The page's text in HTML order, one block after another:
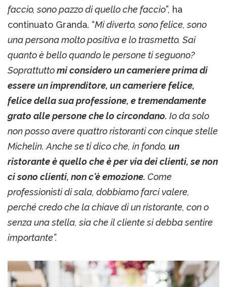
faccio, sono pazzo di quello che faccio”, ha
continuato Granda. “Mi diverto, sono felice, sono
una persona molto positiva e lo trasmetto. Sai
quanto è bello quando le persone ti seguono?
Soprattuttomi considero un cameriere prima di
essere un imprenditore, un cameriere felice,
felice della sua professione, e tremendamente
grato alle persone che lo circondano. Io da solo
non posso avere quattro ristoranti con cinque stelle
Michelin. Anche se ti dico che, in fondo, un
ristorante è quello che è per via dei clienti, se non
ci sono clienti, non c'è emozione. Come
professionisti di sala, dobbiamo farci valere,
perché credo che la chiave di un ristorante, con o
senza una stella, sia che il cliente si debba sentire
importante”.